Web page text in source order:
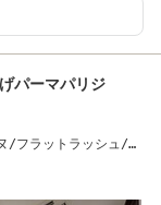
パーマパリジ
/フラットラッシュ/ハ